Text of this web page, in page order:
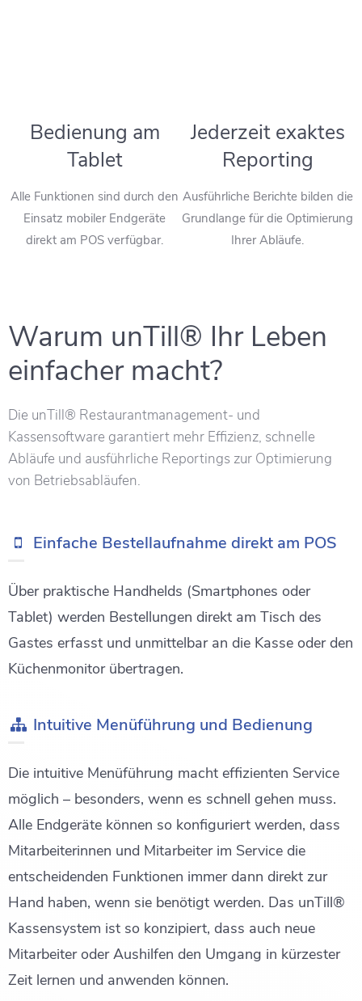
Bedienung am
Tablet
Alle Funktionen sind durch den
Einsatz mobiler Endgeräte
direkt am POS verfügbar.
Jederzeit exaktes
Reporting
Ausführliche Berichte bilden die
Grundlange für die Optimierung
Ihrer Abläufe.
Warum unTill® Ihr Leben
einfacher macht?
Die unTill® Restaurantmanagement- und
Kassensoftware garantiert mehr Effizienz, schnelle
Abläufe und ausführliche Reportings zur Optimierung
von Betriebsabläufen.
Einfache Bestellaufnahme direkt am POS
Über praktische Handhelds (Smartphones oder
Tablet) werden Bestellungen direkt am Tisch des
Gastes erfasst und unmittelbar an die Kasse oder den
Küchenmonitor übertragen.
Intuitive Menüführung und Bedienung
Die intuitive Menüführung macht effizienten Service
möglich – besonders, wenn es schnell gehen muss.
Alle Endgeräte können so konfiguriert werden, dass
Mitarbeiterinnen und Mitarbeiter im Service die
entscheidenden Funktionen immer dann direkt zur
Hand haben, wenn sie benötigt werden. Das unTill®
Kassensystem ist so konzipiert, dass auch neue
Mitarbeiter oder Aushilfen den Umgang in kürzester
Zeit lernen und anwenden können.